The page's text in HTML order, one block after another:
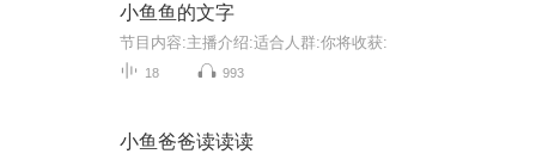
小鱼鱼的文字
节目内容:主播介绍:适合人群:你将收获:
18 993
小鱼爸爸读读读